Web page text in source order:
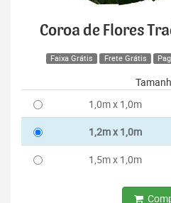
Coroa de Flores
Faixa Grátis Frete Grátis
1,0m x 1,0m
1,2m x 1,0m
1,5m x 1,0m